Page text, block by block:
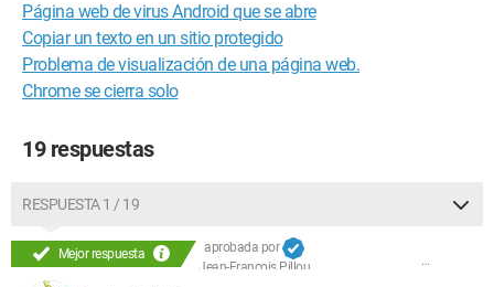
Página web de virus Android que se abre
Copiar un texto en un sitio protegido
Problema de visualización de una página web.
Chrome se cierra solo
19 respuestas
RESPUESTA 1 / 19
Mejor respuesta
aprobada por
Jean-François Pillou